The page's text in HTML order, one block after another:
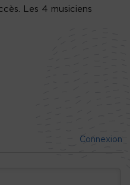
Les 4 musiciens
Connexion